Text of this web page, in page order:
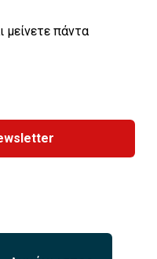
μείνετε πάντα